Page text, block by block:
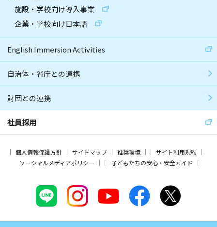
施設・学校向け導入事業
企業・学校向け日本語
English Immersion Activities
自治体・省庁との連携
財団との連携
社員採用
個人情報保護方針 サイトマップ 推奨環境
サイト利用規約
ソーシャルメディアポリシー
子どもたちの安心・安全ガイド